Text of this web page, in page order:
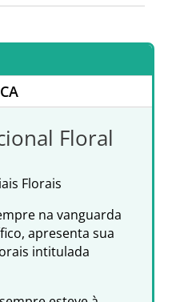
Floral
Florais
na vanguarda
apresenta sua
intitulada